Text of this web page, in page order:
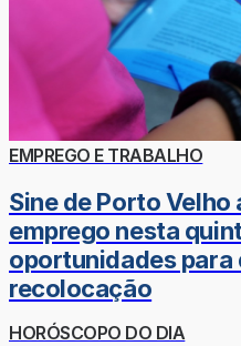
EMPREGO E TRABALHO
Sine de Porto
emprego nesta
oportunidades para
recolocação
HORÓSCOPO DO DIA